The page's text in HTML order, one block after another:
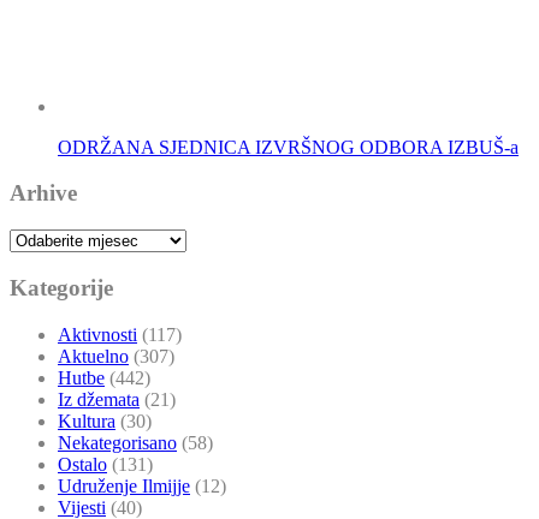
ODRŽANA SJEDNICA IZVRŠNOG ODBORA IZBUŠ-a
Arhive
Arhive
Kategorije
Aktivnosti (117)
Aktuelno (307)
Hutbe (442)
Iz džemata (21)
Kultura (30)
Nekategorisano (58)
Ostalo (131)
Udruženje Ilmijje (12)
Vijesti (40)